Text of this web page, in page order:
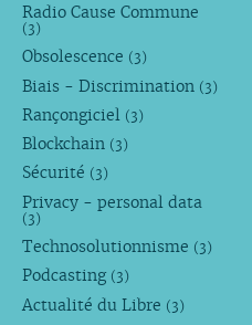
Radio Cause Commune
(3)
Obsolescence (3)
Biais - Discrimination (3)
Rançongiciel (3)
Blockchain (3)
Sécurité (3)
Privacy - personal data
(3)
Technosolutionnisme (3)
Podcasting (3)
Actualité du Libre (3)